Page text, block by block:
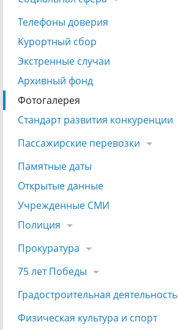
Телефоны доверия
Курортный сбор
Экстренные случаи
Архивный фонд
Фотогалерея
Стандарт развития конкуренции
Пассажирские перевозки
Памятные даты
Открытые данные
Учрежденные СМИ
Полиция
Прокуратура
75 лет Победы
Градостроительная деятельность
Физическая культура и спорт